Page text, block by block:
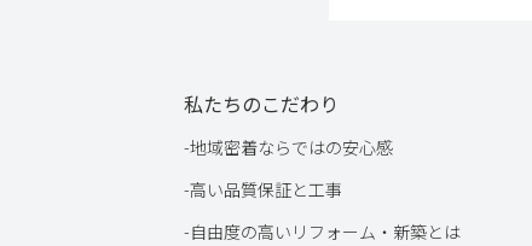
私たちのこだわり
-地域密着ならではの安心感
-高い品質保証と工事
-自由度の高いリフォーム・新築とは